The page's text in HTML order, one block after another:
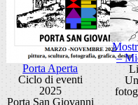
Porta Aperta
Ciclo di eventi
2025
Porta San Giovanni
–